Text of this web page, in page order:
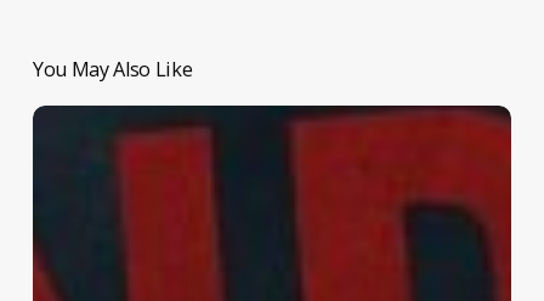
You May Also Like